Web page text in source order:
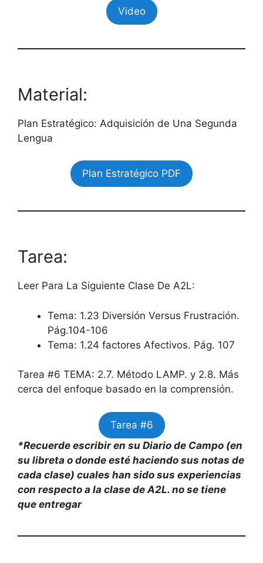
Video
Material:
Plan Estratégico: Adquisición de Una Segunda
Lengua
Plan Estratégico PDF
Tarea:
Leer Para La Siguiente Clase De A2L:
Tema: 1.23 Diversión Versus Frustración.
Pág.104-106
Tema: 1.24 factores Afectivos. Pág. 107
Tarea #6 TEMA: 2.7. Método LAMP. y 2.8. Más
cerca del enfoque basado en la comprensión.
Tarea #6
*Recuerde escribir en su Diario de Campo (en
su libreta o donde esté haciendo sus notas de
cada clase) cuales han sido sus experiencias
con respecto a la clase de A2L. no se tiene
que entregar